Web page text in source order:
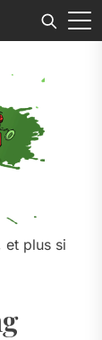
et plus si